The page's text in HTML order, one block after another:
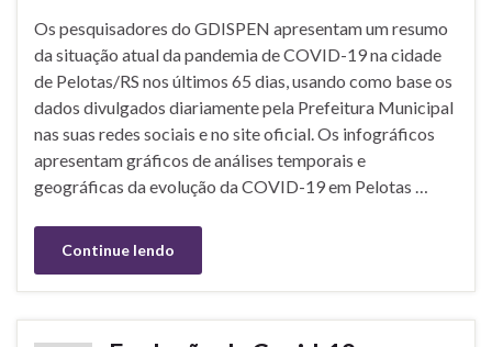
Os pesquisadores do GDISPEN apresentam um resumo
da situação atual da pandemia de COVID-19 na cidade
de Pelotas/RS nos últimos 65 dias, usando como base os
dados divulgados diariamente pela Prefeitura Municipal
nas suas redes sociais e no site oficial. Os infográficos
apresentam gráficos de análises temporais e
geográficas da evolução da COVID-19 em Pelotas …
Continue lendo